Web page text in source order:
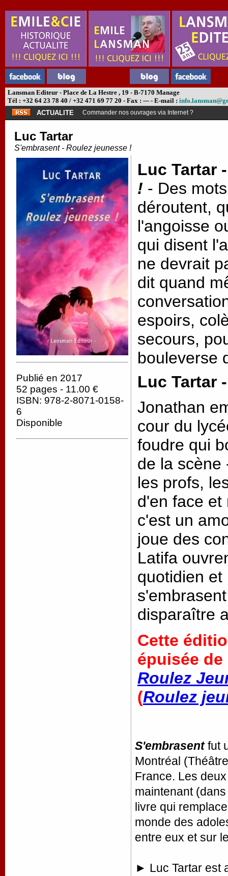
Lansman Editeur - Place de La Hestre , 19 - B-7170 Manage
Tél : +32 64 23 78 40 / +32 471 69 77 20 - Fax : --- - E-mail :
ACTUALITE
Abonnement théâtre ?
Luc Tartar
S'embrasent - Roulez jeunesse !
Publié en 2017
52 pages - 11.00 €
ISBN: 978-2-8071-0158-
6
Disponible
Luc Tartar
! - Des
déroutent,
l'angoisse
qui disent
ne devrait
dit quand
espoirs,
secours,
bouleverse
Luc Tartar
Jonathan
cour du
foudre qui
de la scène
les profs,
d'en face et
c'est un
joue des
Latifa
quotidien et
disparaître
Cette
épuisée de
Roulez
(Roulez
S'embrasent fut
Montréal
France. Les
maintenant
livre qui
monde des
entre eux et sur
► Luc Tartar est